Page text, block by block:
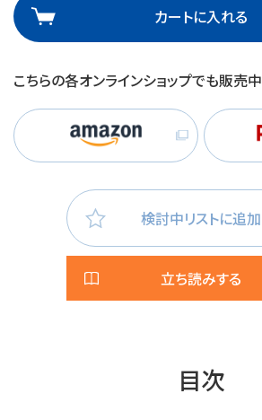
カートに入れる
こちらの各オンラインショップでも販売中
検討中リストに追加
立ち読みする
目次